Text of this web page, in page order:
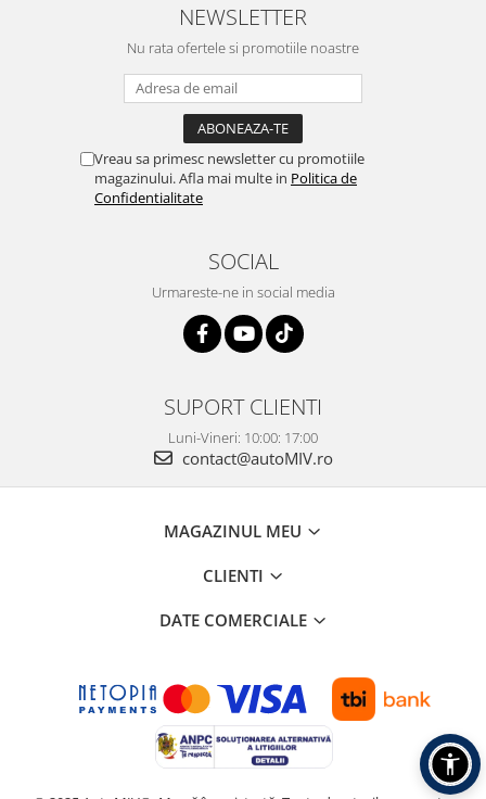
NEWSLETTER
Nu rata ofertele si promotiile noastre
Vreau sa primesc newsletter cu promotiile
magazinului. Afla mai multe in Politica de
Confidentialitate
SOCIAL
Urmareste-ne in social media
SUPORT CLIENTI
Luni-Vineri: 10:00: 17:00
contact@autoMIV.ro
MAGAZINUL MEU
CLIENTI
DATE COMERCIALE